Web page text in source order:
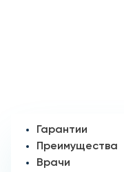
Гарантии
Преимущества
Врачи